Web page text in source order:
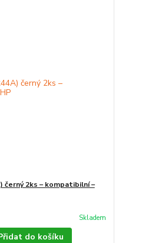
černý 2ks – kompatibilní –
Skladem
do košíku